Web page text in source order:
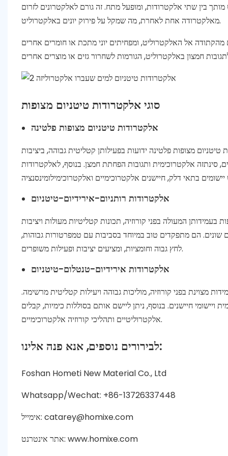
בין שתי אלקטרודות, ומופעל מתח. זה גורם לאלקטרונים לזרום
מאלקטרודה אחת לאחרת, מה שמקל על פירוק יונים באלקטרוליט.
אל האלקטרוליט, ומפחיתים יוני מתכת או חומרים אחרים
סוגי אלקטרודות טיטניום מצופות
אלקטרודות טיטניום מצופות פלטינה
מצופות פלטינה ידועות בפעילותן קטליטית גבוהה, ביציבות
סינתזה אלקטרוכימית ותגובות הפחתת חמצן. בנוסף, לאלקטרודות
אלקטרודות רותניום-אירידיום-טיטניום
בעמידותן המעולה בפני קורוזיה, תכונות קטליטיות מעולות ויציבות
שונים. הם מתפקדים טוב במיוחד בסביבות עם טמפרטורות גבוהות,
לחץ גבוה וחומציות, ומציעים יציבות ופעילות משופרים.
אלקטרודות אירידיום-טנטלום-טיטניום
מצוינת בפני קורוזיה, מוליכות גבוהה ויעילות קטליטית מרשימה.
חיישנים. בנוסף, ניתן ליישם אותם בסוללות כימיות, קבלים
אלקטרוליטיים ותהליכי קורוזיה אלקטרוכימיים.
לבירורים נוספים, אנא פנה אלינו:
Foshan Hometi New Material Co., Ltd
Whatsapp/Wechat: +86-13726337448
אימייל: catarey@homixe.com
אתר אינטרנט: www.homixe.com